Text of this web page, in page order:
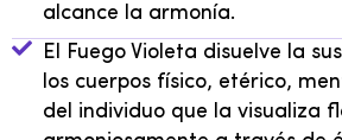
alcance la armonía.
El Fuego Violeta disuelve la
los cuerpos físico, etérico,
del individuo que la visualiza